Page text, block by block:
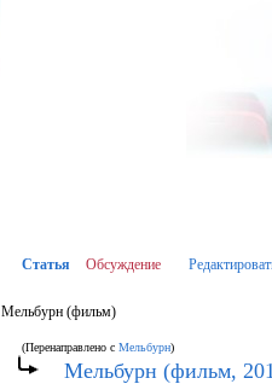
Статья Обсуждение
Мельбурн (фильм)
(Перенаправлено с Мельбурн)
Мельбурн (фильм,